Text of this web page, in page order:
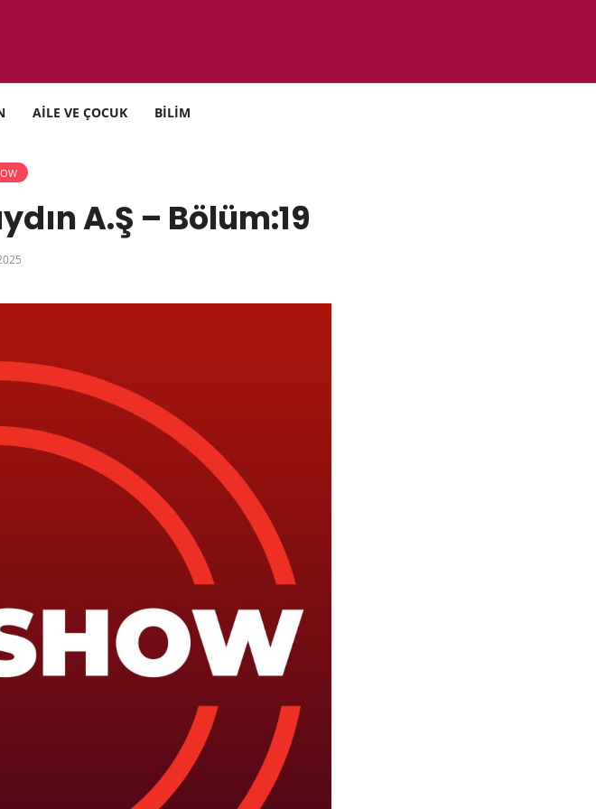
AİLE VE ÇOCUK BİLİM
A.Ş – Bölüm:19